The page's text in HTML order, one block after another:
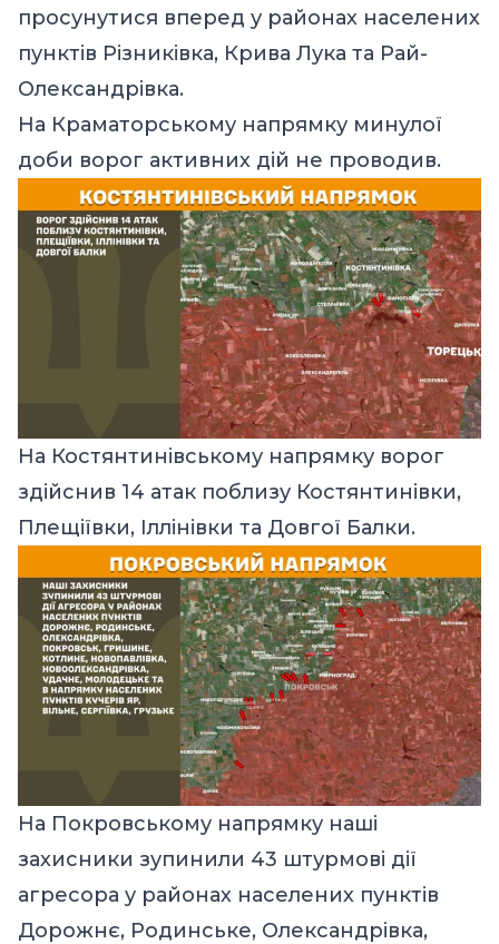
просунутися вперед у районах населених
пунктів Різниківка, Крива Лука та Рай-
Олександрівка.
На Краматорському напрямку минулої
доби ворог активних дій не проводив.
На Костянтинівському напрямку ворог
здійснив 14 атак поблизу Костянтинівки,
Плещіївки, Іллінівки та Довгої Балки.
На Покровському напрямку наші
захисники зупинили 43 штурмові дії
агресора у районах населених пунктів
Дорожнє, Родинське, Олександрівка,